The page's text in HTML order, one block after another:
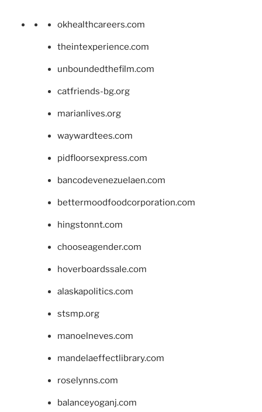
okhealthcareers.com
theintexperience.com
unboundedthefilm.com
catfriends-bg.org
marianlives.org
waywardtees.com
pidfloorsexpress.com
bancodevenezuelaen.com
bettermoodfoodcorporation.com
hingstonnt.com
chooseagender.com
hoverboardssale.com
alaskapolitics.com
stsmp.org
manoelneves.com
mandelaeffectlibrary.com
roselynns.com
balanceyoganj.com